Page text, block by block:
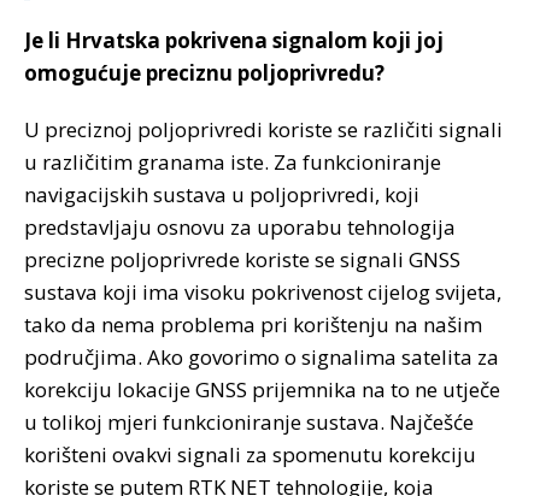
Je li Hrvatska pokrivena signalom koji joj
omogućuje preciznu poljoprivredu?
U preciznoj poljoprivredi koriste se različiti signali
u različitim granama iste. Za funkcioniranje
navigacijskih sustava u poljoprivredi, koji
predstavljaju osnovu za uporabu tehnologija
precizne poljoprivrede koriste se signali GNSS
sustava koji ima visoku pokrivenost cijelog svijeta,
tako da nema problema pri korištenju na našim
područjima. Ako govorimo o signalima satelita za
korekciju lokacije GNSS prijemnika na to ne utječe
u tolikoj mjeri funkcioniranje sustava. Najčešće
korišteni ovakvi signali za spomenutu korekciju
koriste se putem RTK NET tehnologije, koja